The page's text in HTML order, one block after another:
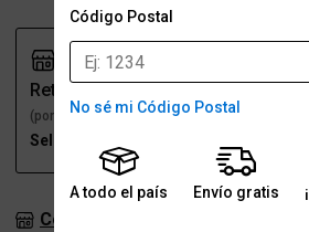
Código Postal
No sé mi Código Postal
A todo el país Envío gratis
Retiro
(por una sucursal)
Seleccioná talle
Envío
Consultar stock en sucursales